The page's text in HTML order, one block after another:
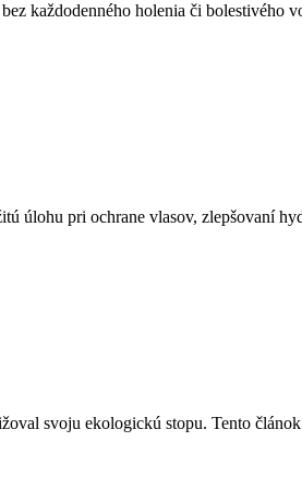
každodenného holenia či bolestivého
úlohu pri ochrane vlasov, zlepšovaní
svoju ekologickú stopu. Tento